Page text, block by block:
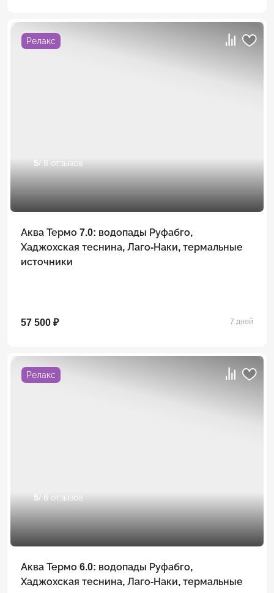
Релакс
5/ 8 отзывов
Аква Термо 7.0: водопады Руфабго,
Хаджохская теснина, Лаго-Наки, термальные
источники
57 500 ₽ 7 дней
Релакс
5/ 8 отзывов
Аква Термо 6.0: водопады Руфабго,
Хаджохская теснина, Лаго-Наки, термальные